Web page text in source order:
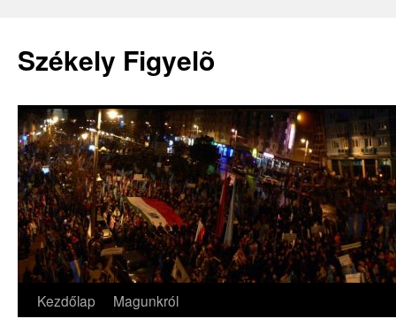
Székely Figyelõ
Kilépés
Kezdőlap Magunkról